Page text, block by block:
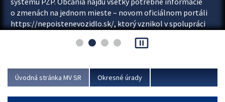
o zmenách na jednom mieste – novom oficiálnom portáli
https://nepoistenevozidlo.sk/, ktorý vznikol v spolupráci
asociácie poisťovní (SLASPO) a Ministerstva vnútra SR.
Viac
pause_presentation
Úvodná stránka MV SR Okresné úrady